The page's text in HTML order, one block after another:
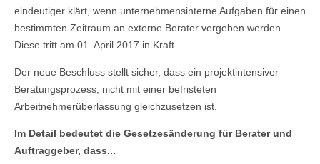
eindeutiger klärt, wenn unternehmensinterne Aufgaben für einen
bestimmten Zeitraum an externe Berater vergeben werden.
Diese tritt am 01. April 2017 in Kraft.
Der neue Beschluss stellt sicher, dass ein projektintensiver
Beratungsprozess, nicht mit einer befristeten
Arbeitnehmerüberlassung gleichzusetzen ist.
Im Detail bedeutet die Gesetzesänderung für Berater und
Auftraggeber, dass...